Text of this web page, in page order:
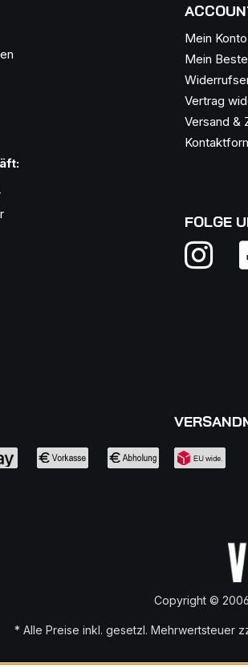
Mein Konto
Mein
Vertrag
Versand &
FOLGE
Copyright ©
* Alle Preise inkl. gesetzl. Mehrwertsteuer